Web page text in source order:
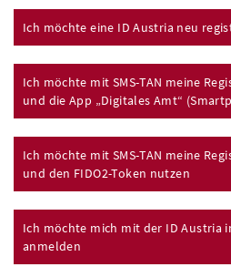
Ich möchte eine ID Austria neu
Ich möchte mit SMS-TAN meine
und die App „Digitales Amt“
Ich möchte mit SMS-TAN meine
und den FIDO2-Token nutzen
Ich möchte mich mit der ID Austria
anmelden